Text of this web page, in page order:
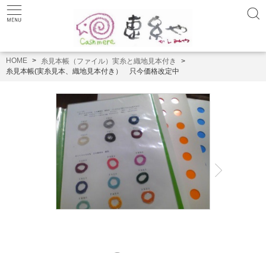
HOME
糸見本帳（ファイル）実糸と織地見本付き
糸見本帳(実糸見本、織地見本付き） 只今価格改定中